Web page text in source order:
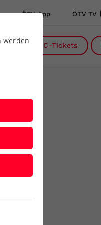
ÖTV App ÖTV TV
DC-Tickets
werden